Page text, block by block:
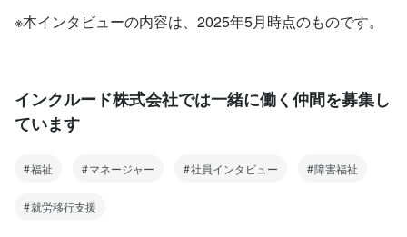
※本インタビューの内容は、2025年5月時点のものです。
インクルード株式会社では一緒に働く仲間を募集し
ています
福祉 マネージャー 社員インタビュー 障害福祉
就労移行支援